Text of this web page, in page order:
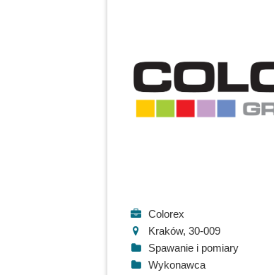
Colorex
Kraków, 30-009
Spawanie i pomiary
Wykonawca